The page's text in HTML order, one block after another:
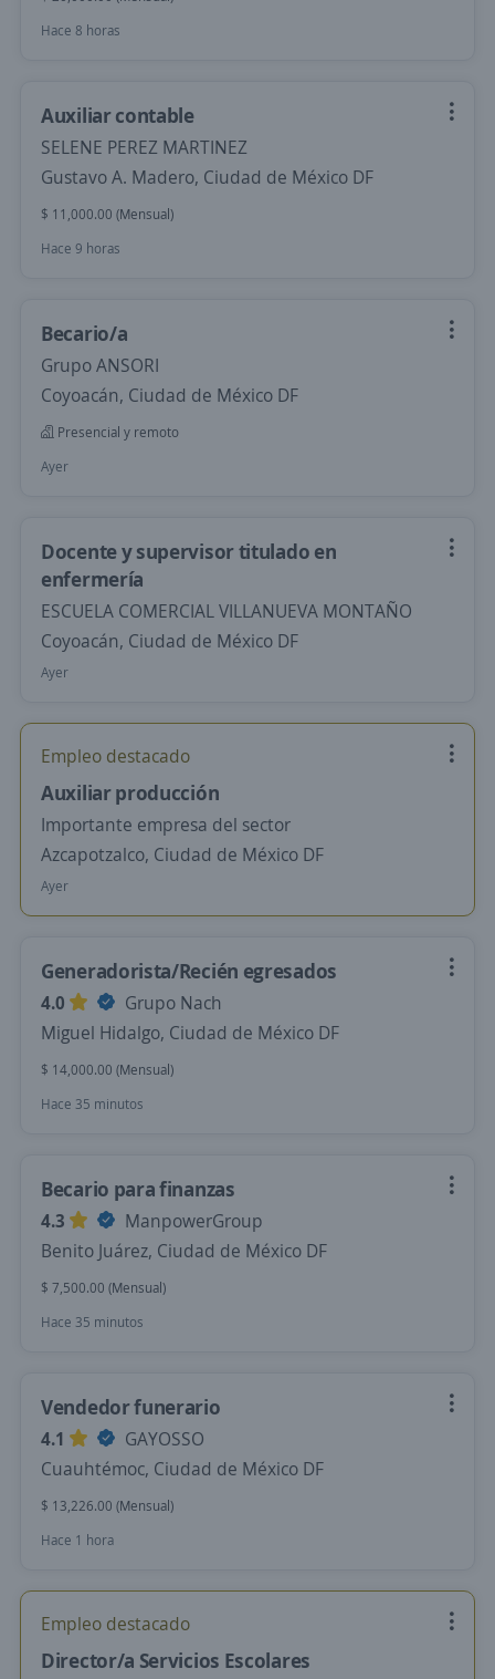
Hace 8 horas
Auxiliar contable
SELENE PEREZ MARTINEZ
Gustavo A. Madero, Ciudad de México DF
$ 11,000.00 (Mensual)
Hace 9 horas
Becario/a
Grupo ANSORI
Coyoacán, Ciudad de México DF
Presencial y remoto
Ayer
Docente y supervisor titulado en
enfermería
ESCUELA COMERCIAL VILLANUEVA MONTAÑO
Coyoacán, Ciudad de México DF
Ayer
Empleo destacado
Auxiliar producción
Importante empresa del sector
Azcapotzalco, Ciudad de México DF
Ayer
Generadorista/Recién egresados
4.0
Grupo Nach
Miguel Hidalgo, Ciudad de México DF
$ 14,000.00 (Mensual)
Hace 35 minutos
Becario para finanzas
4.3
ManpowerGroup
Benito Juárez, Ciudad de México DF
$ 7,500.00 (Mensual)
Hace 35 minutos
Vendedor funerario
4.1
GAYOSSO
Cuauhtémoc, Ciudad de México DF
$ 13,226.00 (Mensual)
Hace 1 hora
Empleo destacado
Director/a Servicios Escolares